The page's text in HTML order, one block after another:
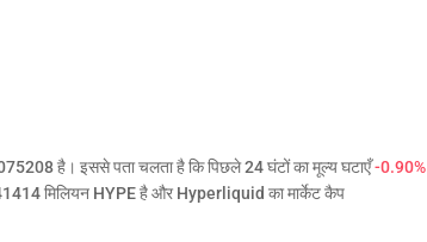
है। इससे पता चलता है कि पिछले 24 घंटों का मूल्य घटाएँ-0.90%
मिलियन HYPE है और Hyperliquid का मार्केट कैप